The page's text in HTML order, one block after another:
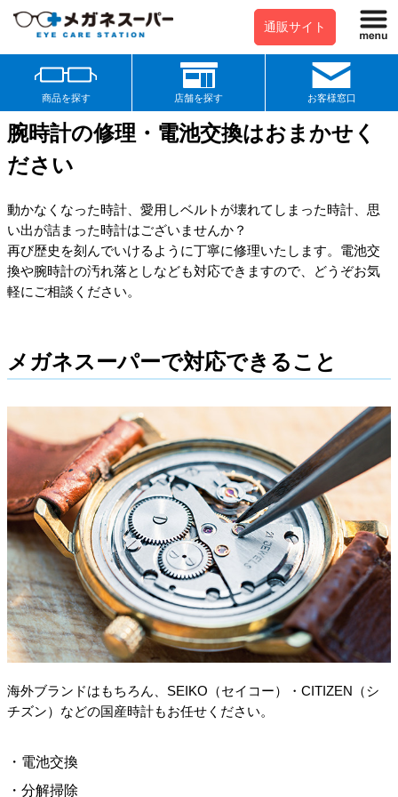
通販サイト
商品を探す 店舗を探す お客様窓口
腕時計の修理・電池交換はおまかせく
ださい
動かなくなった時計、愛用しベルトが壊れてしまった時計、思
い出が詰まった時計はございませんか？
再び歴史を刻んでいけるように丁寧に修理いたします。電池交
換や腕時計の汚れ落としなども対応できますので、どうぞお気
軽にご相談ください。
メガネスーパーで対応できること
海外ブランドはもちろん、SEIKO（セイコー）・CITIZEN（シ
チズン）などの国産時計もお任せください。
・電池交換
・分解掃除